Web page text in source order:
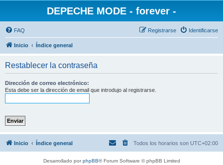
DEPECHE MODE - forever -
FAQ Identificarse
Registrarse
Inicio Índice general
Restablecer la contraseña
Dirección de correo electrónico:
Esta debe ser la dirección de email que introdujo al registrarse.
Inicio Índice general Todos los horarios son UTC+02:00
Desarrollado porphpBB® Forum Software © phpBB Limited